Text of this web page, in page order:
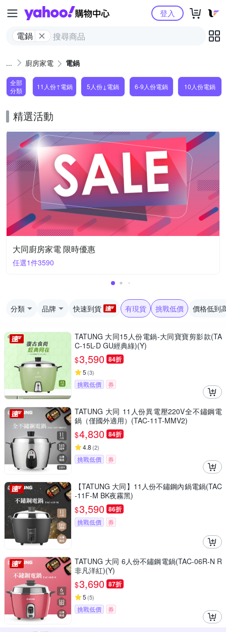
Yahoo購物中心
電鍋
登入
廚房家電 電鍋
全部
分類
11人份↑電鍋 5人份↓電鍋 6-9人份電鍋 10人份電鍋
精選活動
大同廚房家電 限時優惠
任選1件3590
分類 品牌 快速到貨 有現貨 挑戰低價 價格低到
TATUNG 大同15人份電鍋-大同寶寶剪影款(TA
C-15L-D GU經典綠)(Y)
$3,590 84折
5 (3)
挑戰低價 券
TATUNG 大同 11人份異電壓220V全不鏽鋼電
鍋（僅國外適用）(TAC-11T-MMV2)
$4,830 84折
4.8 (2)
挑戰低價 券
【TATUNG 大同】11人份不鏽鋼內鍋電鍋(TAC
-11F-M BK夜霧黑)
$3,590 86折
挑戰低價 券
TATUNG 大同 6人份不鏽鋼電鍋(TAC-06R-N R
非凡洋紅)(Y)
$3,690 87折
5 (5)
挑戰低價 券